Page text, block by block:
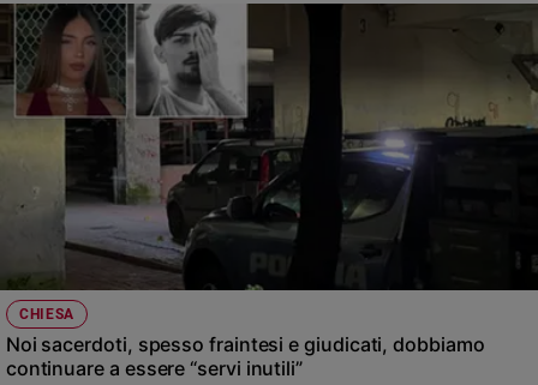
Santi
Devozione
e
fede
Parola
giorno
Società
e
valori
CHIESA
Noi sacerdoti, spesso fraintesi e giudicati, dobbiamo
continuare a essere “servi inutili”